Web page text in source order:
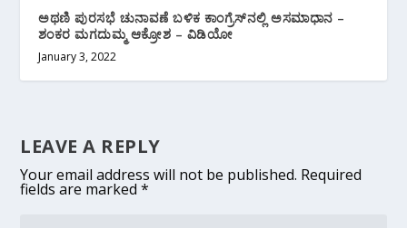
ಅಥಣಿ ಪುರಸಭೆ ಚುನಾವಣೆ ಬಳಿಕ ಕಾಂಗ್ರೆಸ್‌ನಲ್ಲಿ ಅಸಮಾಧಾನ –
ಶಂಕರ ಮಗದುಮ್ಮ ಆಕ್ರೋಶ – ವಿಡಿಯೋ
January 3, 2022
LEAVE A REPLY
Your email address will not be published. Required
fields are marked*